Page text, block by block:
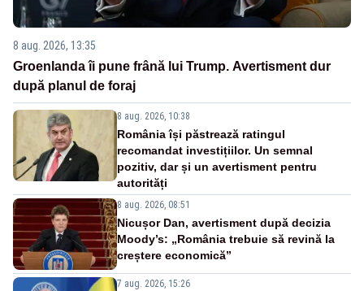
8 aug. 2026, 13:35
Groenlanda îi pune frână lui Trump. Avertisment dur
după planul de foraj
8 aug. 2026, 10:38
România își păstrează ratingul
recomandat investițiilor. Un semnal
pozitiv, dar și un avertisment pentru
autorități
8 aug. 2026, 08:51
Nicușor Dan, avertisment după decizia
Moody’s: „România trebuie să revină la
creștere economică”
7 aug. 2026, 15:26